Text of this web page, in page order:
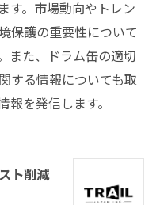
す。市場動向やトレン
保護の重要性について
また、ドラム缶の適切
する情報についても取
を発信します。
ト削減